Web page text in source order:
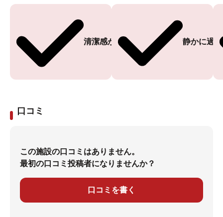
清潔感がある 静かに過
口コミ
この施設の口コミはありません。
最初の口コミ投稿者になりませんか？
口コミを書く